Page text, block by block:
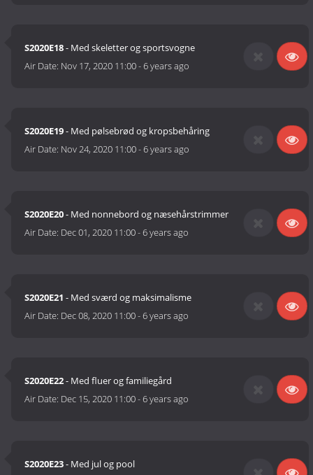
S2020E18- Med skeletter og sportsvogne
Air Date: Nov 17, 2020 11:00-6 years ago
S2020E19- Med pølsebrød og kropsbehåring
Air Date: Nov 24, 2020 11:00-6 years ago
S2020E20- Med nonnebord og næsehårstrimmer
Air Date: Dec 01, 2020 11:00-6 years ago
S2020E21 - Med sværd og maksimalisme
Air Date: Dec 08, 2020 11:00-6 years ago
S2020E22- Med fluer og familiegård
Air Date: Dec 15, 2020 11:00-6 years ago
S2020E23- Med jul og pool